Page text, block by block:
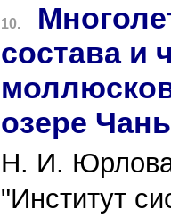
10.
состава и
озере
Н. И.
"Институт